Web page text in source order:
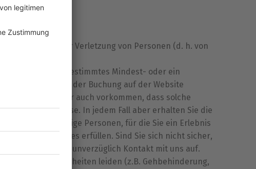
Telefon etc.).
einer Verletzung von Personen (d. h. von
(z.B. ein bestimmtes Mindest- oder ein
zum Zeitpunkt der Buchung auf der Website
Es kann aber auch vorkommen, dass solche
geeigneter Weise. In jedem Fall aber erhalten Sie die
Sie oder sonstige Personen, für die Sie ein Erlebnis
des Erlebnisses erfüllen. Sind Sie sich nicht sicher,
in jedem Fall unverzüglich Kontakt mit uns auf.
oder Krankheiten leiden (z.B. Gehbehinderung,